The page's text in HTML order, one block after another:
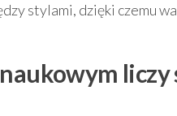
stylami, dzięki czemu
liczy